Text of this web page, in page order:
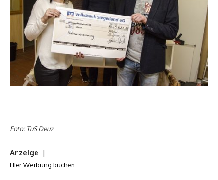
Foto: TuS Deuz
Anzeige |
Hier Werbung buchen